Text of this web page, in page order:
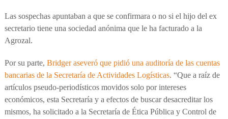
Las sospechas apuntaban a que se confirmara o no si el hijo del ex
secretario tiene una sociedad anónima que le ha facturado a la
Agrozal.
Por su parte, Bridger aseveró que pidió una auditoría de las cuentas
bancarias de la Secretaría de Actividades Logísticas. “Que a raíz de
artículos pseudo-periodísticos movidos solo por intereses
económicos, esta Secretaría y a efectos de buscar desacreditar los
mismos, ha solicitado a la Secretaría de Ética Pública y Control de